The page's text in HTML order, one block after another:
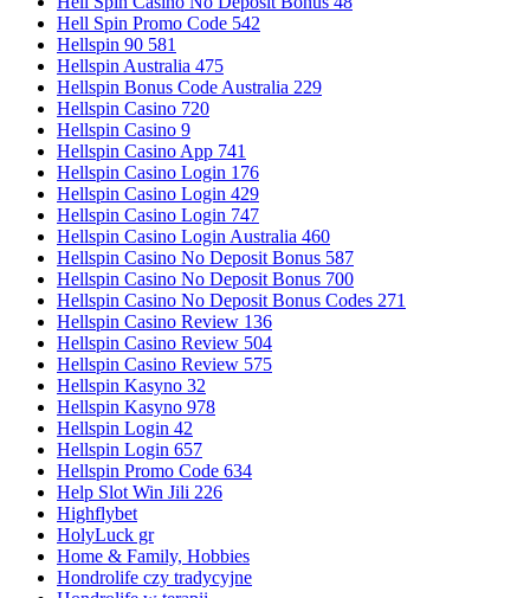
Hell Spin Promo Code 542
Hellspin 90 581
Hellspin Australia 475
Hellspin Bonus Code Australia 229
Hellspin Casino 720
Hellspin Casino 9
Hellspin Casino App 741
Hellspin Casino Login 176
Hellspin Casino Login 429
Hellspin Casino Login 747
Hellspin Casino Login Australia 460
Hellspin Casino No Deposit Bonus 587
Hellspin Casino No Deposit Bonus 700
Hellspin Casino No Deposit Bonus Codes 271
Hellspin Casino Review 136
Hellspin Casino Review 504
Hellspin Casino Review 575
Hellspin Kasyno 32
Hellspin Kasyno 978
Hellspin Login 42
Hellspin Login 657
Hellspin Promo Code 634
Help Slot Win Jili 226
Highflybet
HolyLuck gr
Home & Family, Hobbies
Hondrolife czy tradycyjne